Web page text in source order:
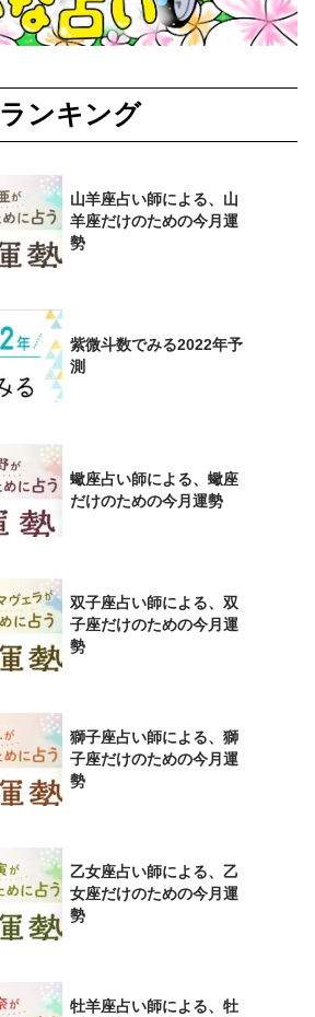
ランキング
山羊座占い師による、山
羊座だけのための今月運
勢
紫微斗数でみる2022年予
測
蠍座占い師による、蠍座
だけのための今月運勢
双子座占い師による、双
子座だけのための今月運
勢
獅子座占い師による、獅
子座だけのための今月運
勢
乙女座占い師による、乙
女座だけのための今月運
勢
牡羊座占い師による、牡